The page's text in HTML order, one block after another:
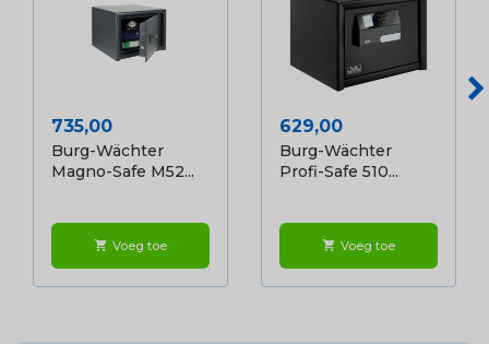
Prijs
735,00
Burg-Wächter
Magno-Safe M52...
shopping_cart Voeg toe
Prijs
629,00
Burg-Wächter
Profi-Safe 510...
shopping_cart Voeg toe